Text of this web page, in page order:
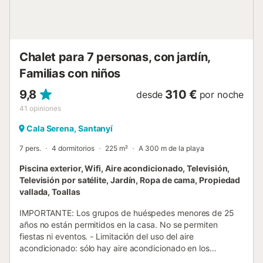
Chalet para 7 personas, con jardín,
Familias con niños
9,8
41 opiniones
desde 310 € por noche
Cala Serena, Santanyí
7 pers. 4 dormitorios 225 m² A 300 m de la playa
Piscina exterior, Wifi, Aire acondicionado, Televisión,
Televisión por satélite, Jardín, Ropa de cama, Propiedad
vallada, Toallas
IMPORTANTE: Los grupos de huéspedes menores de 25
años no están permitidos en la casa. No se permiten
fiestas ni eventos. - Limitación del uso del aire
acondicionado: sólo hay aire acondicionado en los